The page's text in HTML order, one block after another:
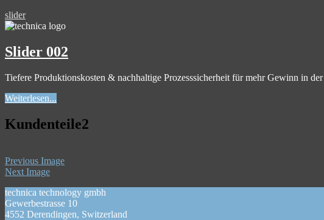
slider
Slider 002
Tiefere Produktionskosten & nachhaltige Prozesssicherheit für mehr Gewinn in
Weiterlesen...
Kundenteile2
Previous Image
Next Image
technica technology gmbh
Gewerbestrasse 10
4552 Derendingen, Switzerland